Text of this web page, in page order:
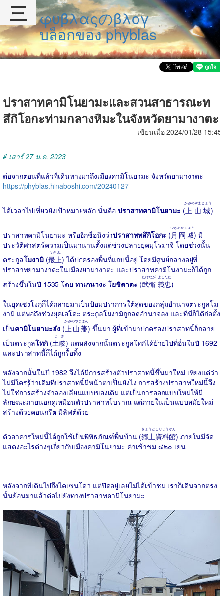
φυβλαςのβλογ
บล็อกของ phyblas
ปราสาทคามิโนยามะและสวนสาธารณะท
สึกิโอกะท่ามกลางหิมะในจังหวัดยามางาตะ
เขียนเมื่อ 2024/01/28
# เสาร์ 27 ม.ค. 2023
ต่อจากตอนที่แล้วที่เดินทางมาถึงเมืองคามิโนยามะ จังหวัดยามางาตะ
https://phyblas.hinaboshi.com/20240127
ได้เวลาไปเที่ยวยังเป้าหมายหลัก นั่นคือ ปราสาทคามิโนยามะ (上山城
かみのやまじょう
)
ปราสาทคามิโนยามะ หรืออีกชื่อนึงว่าปราสาททสึกิโอกะ (月岡城
つきおかじょう
) มี
ประวัติศาสตร์ความเป็นมานานตั้งแต่ช่วงปลายยุคมุโรมาจิ โดยช่วงนั้น
ตระกูลโมงามิ (最上
もがみ
) ได้ปกครองพื้นที่แถบนี้อยู่ โดยมีศูนย์กลางอยู่ที่
ปราสาทยามางาตะในเมืองยามางาตะ และปราสาทคามิโนงามะก็ได้ถูก
สร้างขึ้นในปี 1535 โดย ทาเกนางะ โยชิตาดะ (武衛
たけなが
義忠
よしただ
)
ในยุคเซงโงกุก็ได้กลายมาเป็นป้อมปราการใต้สุดของกลุ่มอำนาจตระกูลโม
งามิ แต่พอถึงช่วงยุคเอโดะ ตระกูลโมงามิถูกลดอำนาจลง และที่นี่ก็ได้ก่อตั้ง
เป็นคามิโนยามะฮัง (上山藩
かみのやまはん
) ขึ้นมา ผู้ที่เข้ามาปกครองปราสาทนี้ก็กลาย
เป็นตระกูลโทกิ (土岐
とき
) แต่หลังจากนั้นตระกูลโทกิได้ย้ายไปที่อื่นในปี 1692
และปราสาทนี้ก็ได้ถูกรื้อทิ้ง
หลังจากนั้นในปี 1982 จึงได้มีการสร้างตัวปราสาทนี้ขึ้นมาใหม่ เพียงแต่ว่า
ไม่มีใครรู้ว่าเดิมทีปราสาทนี้มีหน้าตาเป็นยังไง การสร้างปราสาทใหม่นี้จึง
ไม่ใช่การสร้างจำลองเลียนแบบของเดิม แต่เป็นการออกแบบใหม่ให้มี
ลักษณะภายนอกดูเหมือนตัวปราสาทโบราณ แต่ภายในเป็นแบบสมัยใหม่
สร้างด้วยคอนกรีต มีลิฟต์ด้วย
ตัวอาคารใหม่นี้ได้ถูกใช้เป็นพิพิธภัณฑ์พื้นบ้าน (郷土資料館
きょうどしりょうかん
) ภายในมีจัด
แสดงอะไรต่างๆเกี่ยวกับเมืองคามิโนยามะ ค่าเช้าชม ๔๒๐ เยน
หลังจากที่เดินไปถึงไคเซนโดว แต่ปิดอยู่เลยไม่ได้เข้าชม เราก็เดินจากตรง
นั้นย้อนมาแล้วต่อไปยังทางปราสาทคามิโนยามะ
三